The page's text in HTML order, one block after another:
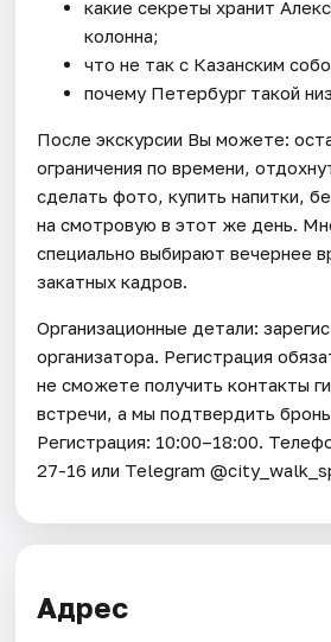
какие секреты хранит
колонна;
что не так с Казанским
почему Петербург такой
После экскурсии Вы можете:
ограничения по времени,
сделать фото, купить напитки,
на смотровую в этот же день.
специально выбирают вечернее
закатных кадров.
Организационные детали:
организатора. Регистрация
не сможете получить контакты
встречи, а мы подтвердить
Регистрация: 10:00–18:00.
27-16 или Telegram
Адрес